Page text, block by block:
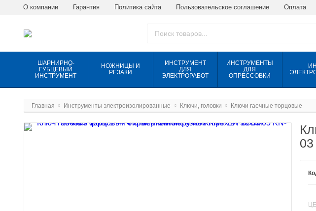
О компании Гарантия Политика сайта Пользовательское соглашение Оплата
ШАРНИРНО-
ГУБЦЕВЫЙ
ИНСТРУМЕНТ
НОЖНИЦЫ И
РЕЗАКИ
ИНСТРУМЕНТ
ДЛЯ
ЭЛЕКТРОРАБОТ
ИНСТРУМЕНТЫ
ДЛЯ
ОПРЕССОВКИ
Главная Инструменты электроизолированные Ключи, головки Ключи гаечные торцовые